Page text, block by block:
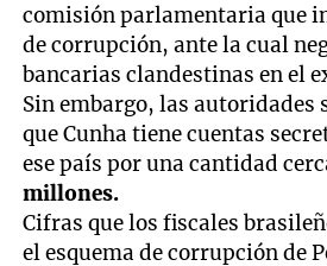
comisión parlamentaria que
de corrupción, ante la cual
bancarias clandestinas en el
Sin embargo, las autoridades
que Cunha tiene cuentas
ese país por una cantidad
millones.
Cifras que los fiscales
el esquema de corrupción de